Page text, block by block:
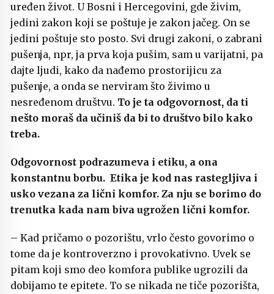
uređen život. U Bosni i Hercegovini, gde živim,
jedini zakon koji se poštuje je zakon jačeg. On se
jedini poštuje sto posto. Svi drugi zakoni, o zabrani
pušenja, npr, ja prva koja pušim, sam u varijatni, pa
dajte ljudi, kako da nađemo prostorijicu za
pušenje, a onda se nerviram što živimo u
nesređenom društvu. To je ta odgovornost, da ti
nešto moraš da učiniš da bi to društvo bilo kako
treba.
Odgovornost podrazumeva i etiku, a ona
konstantnu borbu. Etika je kod nas rastegljiva i
usko vezana za lični komfor. Za nju se borimo do
trenutka kada nam biva ugrožen lični komfor.
– Kad pričamo o pozorištu, vrlo često govorimo o
tome da je kontroverzno i provokativno. Uvek se
pitam koji smo deo komfora publike ugrozili da
dobijamo te epitete. To se nikada ne tiče pozorišta,